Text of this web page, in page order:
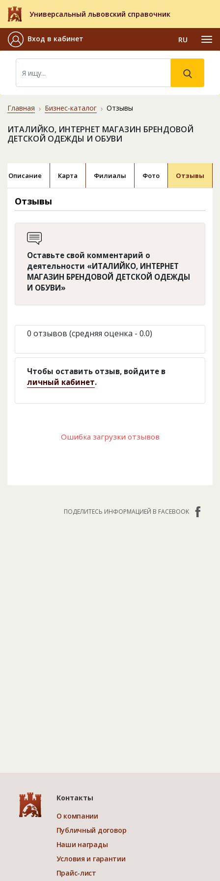
Универсальный львовский справочник
Вход в кабинет RU
Главная Бизнес-каталог Отзывы
ИТАЛИЙКО, ИНТЕРНЕТ МАГАЗИН БРЕНДОВОЙ
ДЕТСКОЙ ОДЕЖДЫ И ОБУВИ
Описание Карта Филиалы Фото Отзывы
Отзывы
Оставьте свой комментарий о
деятельности «ИТАЛИЙКО, ИНТЕРНЕТ
МАГАЗИН БРЕНДОВОЙ ДЕТСКОЙ ОДЕЖДЫ
И ОБУВИ»
0 отзывов (средняя оценка - 0.0)
Чтобы оставить отзыв, войдите в
личный кабинет.
Ошибка загрузки отзывов
ПОДЕЛИТЕСЬ ИНФОРМАЦИЕЙ В FACEBOOK
Контакты
О компании
Публичный договор
Наши награды
Условия и гарантии
Прайс-лист